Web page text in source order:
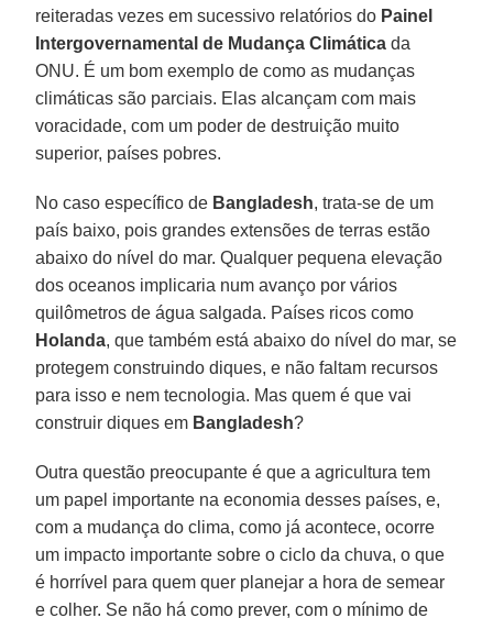
reiteradas vezes em sucessivo relatórios do Painel
Intergovernamental de Mudança Climática da
ONU. É um bom exemplo de como as mudanças
climáticas são parciais. Elas alcançam com mais
voracidade, com um poder de destruição muito
superior, países pobres.
No caso específico de Bangladesh, trata-se de um
país baixo, pois grandes extensões de terras estão
abaixo do nível do mar. Qualquer pequena elevação
dos oceanos implicaria num avanço por vários
quilômetros de água salgada. Países ricos como
Holanda, que também está abaixo do nível do mar, se
protegem construindo diques, e não faltam recursos
para isso e nem tecnologia. Mas quem é que vai
construir diques em Bangladesh?
Outra questão preocupante é que a agricultura tem
um papel importante na economia desses países, e,
com a mudança do clima, como já acontece, ocorre
um impacto importante sobre o ciclo da chuva, o que
é horrível para quem quer planejar a hora de semear
e colher. Se não há como prever, com o mínimo de